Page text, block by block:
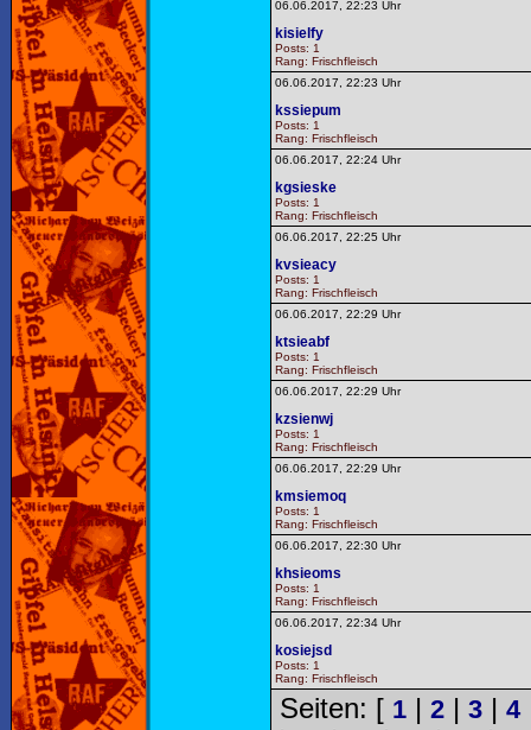
06.06.2017, 22:23 Uhr
kisielfy
Posts: 1
Rang: Frischfleisch
06.06.2017, 22:23 Uhr
kssiepum
Posts: 1
Rang: Frischfleisch
06.06.2017, 22:24 Uhr
kgsieske
Posts: 1
Rang: Frischfleisch
06.06.2017, 22:25 Uhr
kvsieacy
Posts: 1
Rang: Frischfleisch
06.06.2017, 22:29 Uhr
ktsieabf
Posts: 1
Rang: Frischfleisch
06.06.2017, 22:29 Uhr
kzsienwj
Posts: 1
Rang: Frischfleisch
06.06.2017, 22:29 Uhr
kmsiemoq
Posts: 1
Rang: Frischfleisch
06.06.2017, 22:30 Uhr
khsieoms
Posts: 1
Rang: Frischfleisch
06.06.2017, 22:34 Uhr
kosiejsd
Posts: 1
Rang: Frischfleisch
Seiten: [ 1| 2| 3| 4